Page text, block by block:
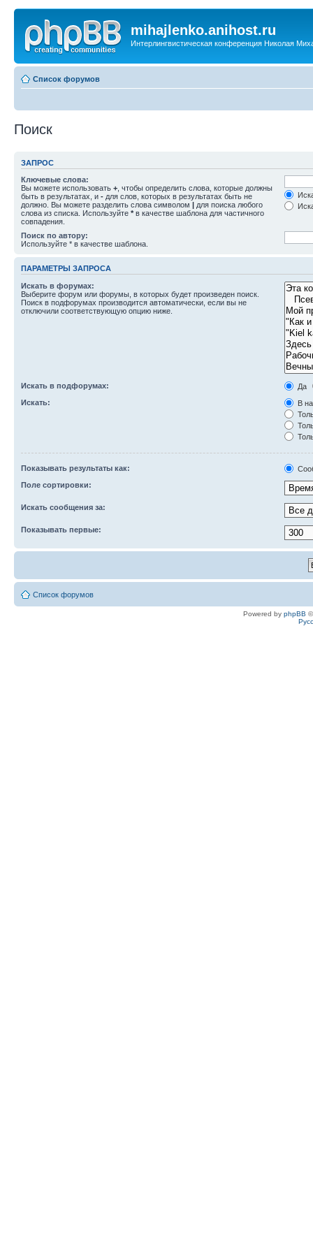
mihajlenko.anihost.ru
Интерлингвистическая конференция Николая
Список форумов
Поиск
ЗАПРОС
Ключевые слова:
Вы можете использовать + , чтобы определить слова, которые должны
быть в результатах, и - для слов, которых в результатах быть не
должно. Вы можете разделить слова символом | для поиска любого
слова из списка. Используйте * в качестве шаблона для частичного
совпадения.
Поиск по автору:
Используйте * в качестве шаблона.
ПАРАМЕТРЫ ЗАПРОСА
Искать в форумах:
Выберите форум или форумы, в которых будет произведен поиск.
Поиск в подфорумах производится автоматически, если вы не
отключили соответствующую опцию ниже.
Искать в подфорумах:
Да
Искать:
В
Показывать результаты как:
Поле сортировки:
Искать сообщения за:
Показывать первые:
Список форумов
Powered by phpBB